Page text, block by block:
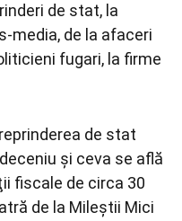
de stat, la
media, de la afaceri
fugari, la firme
de stat
şi ceva se află
fiscale de circa 30
de la Mileştii Mici